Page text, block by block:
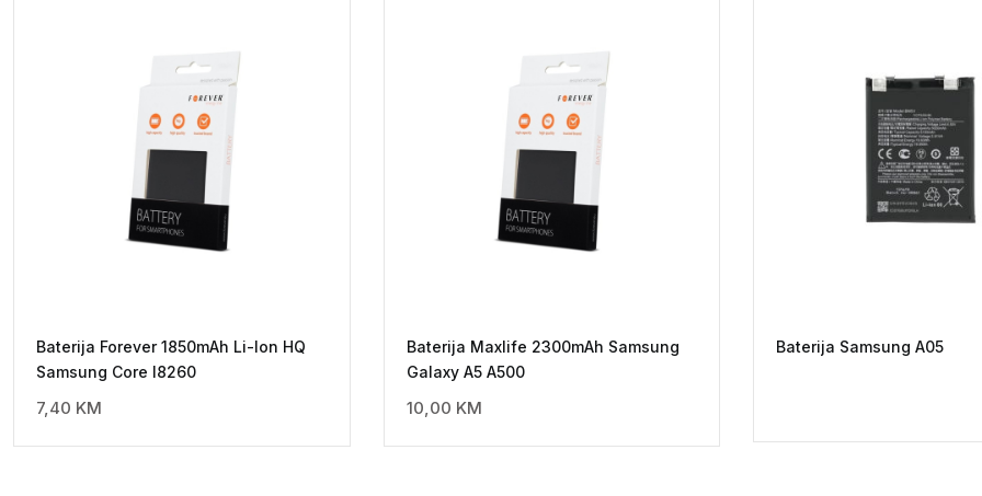
Baterija Forever 1850mAh Li-Ion HQ
Samsung Core I8260
7,40 KM
Baterija Maxlife 2300mAh Samsung
Galaxy A5 A500
10,00 KM
Baterija Samsung A05